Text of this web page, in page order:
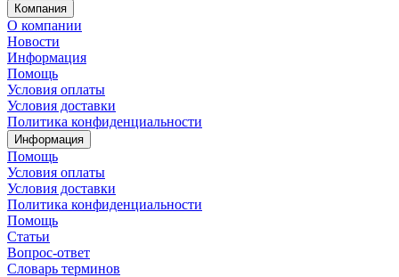
Компания
О компании
Новости
Информация
Помощь
Условия оплаты
Условия доставки
Политика конфиденциальности
Информация
Помощь
Условия оплаты
Условия доставки
Политика конфиденциальности
Помощь
Статьи
Вопрос-ответ
Словарь терминов